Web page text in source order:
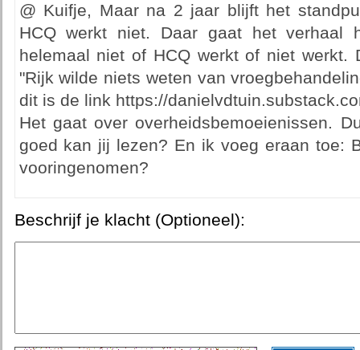
@ Kuifje, Maar na 2 jaar blijft het
HCQ werkt niet. Daar gaat het verhaal
helemaal niet of HCQ werkt of niet
"Rijk wilde niets weten van
dit is de link https://
Het gaat over overheidsbemoeienissen.
goed kan jij lezen? En ik voeg eraan toe:
vooringenomen?
Beschrijf je klacht (Optioneel):